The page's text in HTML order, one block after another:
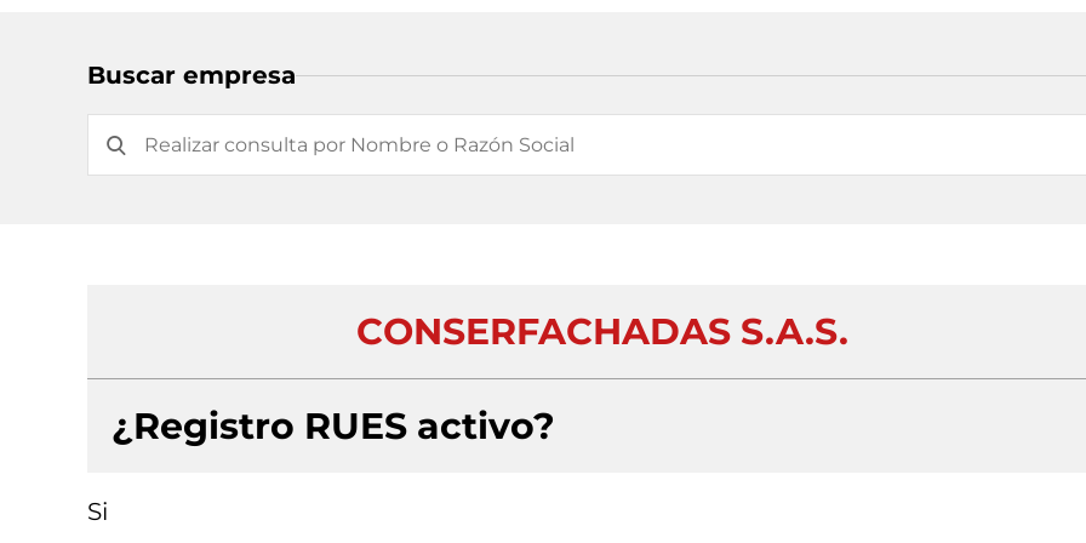
Buscar empresa
CONSERFACHADAS S.A.S.
¿Registro RUES activo?
Si